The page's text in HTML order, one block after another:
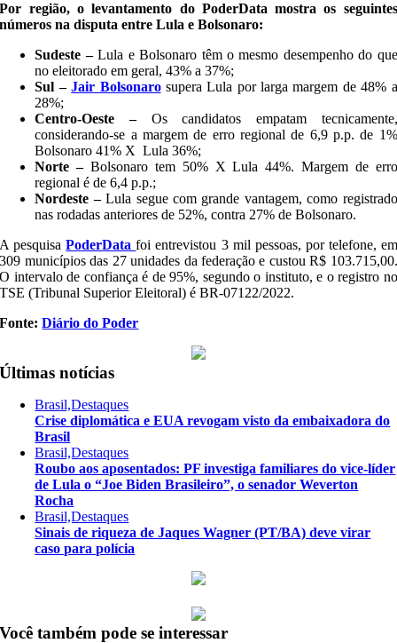
Por região, o levantamento do PoderData mostra os seguintes
números na disputa entre Lula e Bolsonaro:
Sudeste –Lula e Bolsonaro têm o mesmo desempenho do que
no eleitorado em geral, 43% a 37%;
Sul – Jair Bolsonarosupera Lula por larga margem de 48% a
28%;
Centro-Oeste –Os candidatos empatam tecnicamente,
considerando-se a margem de erro regional de 6,9 p.p. de 1%
Bolsonaro 41% X Lula 36%;
Norte –Bolsonaro tem 50% X Lula 44%. Margem de erro
regional é de 6,4 p.p.;
Nordeste –Lula segue com grande vantagem, como registrado
nas rodadas anteriores de 52%, contra 27% de Bolsonaro.
A pesquisaPoderDatafoi entrevistou 3 mil pessoas, por telefone, em
309 municípios das 27 unidades da federação e custou R$ 103.715,00.
O intervalo de confiança é de 95%, segundo o instituto, e o registro no
TSE (Tribunal Superior Eleitoral) é BR-07122/2022.
Fonte:Diário do Poder
Últimas notícias
Brasil,Destaques
Crise diplomática e EUA revogam visto da embaixadora do
Brasil
Brasil,Destaques
Roubo aos aposentados: PF investiga familiares do vice-líder
de Lula o “Joe Biden Brasileiro”, o senador Weverton
Rocha
Brasil,Destaques
Sinais de riqueza de Jaques Wagner (PT/BA) deve virar
caso para polícia
Você também pode se interessar